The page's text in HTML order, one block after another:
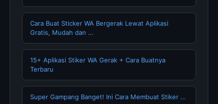
Cara Buat Sticker WA Bergerak Lewat Aplikasi
Gratis, Mudah dan …
15+ Aplikasi Stiker WA Gerak + Cara Buatnya
Terbaru
Super Gampang Banget! Ini Cara Membuat Stiker …